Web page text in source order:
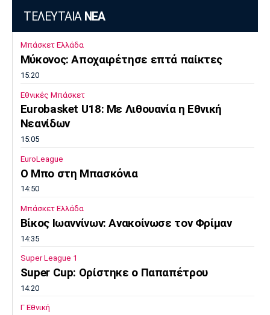
ΤΕΛΕΥΤΑΙΑ ΝΕΑ
Μπάσκετ Ελλάδα
Μύκονος: Αποχαιρέτησε επτά παίκτες
15:20
Εθνικές Μπάσκετ
Eurobasket U18: Με Λιθουανία η Εθνική
Νεανίδων
15:05
EuroLeague
Ο Μπο στη Μπασκόνια
14:50
Μπάσκετ Ελλάδα
Βίκος Ιωαννίνων: Ανακοίνωσε τον Φρίμαν
14:35
Super League 1
Super Cup: Ορίστηκε ο Παπαπέτρου
14:20
Γ Εθνική